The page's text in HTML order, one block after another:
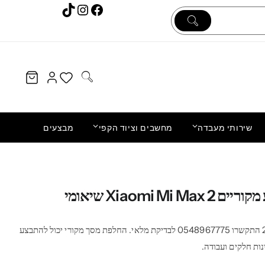
Facebook
Instagram
TikTok
שירותי מעבדה מחשבים וציוד הקפי מבצעים
Xiaomi Mi Max 2 שיאומי מי מקס 2 התקשרו 0548967775 לבדיקת מלאי. החלפת מסך מקורי יכול להתבצע